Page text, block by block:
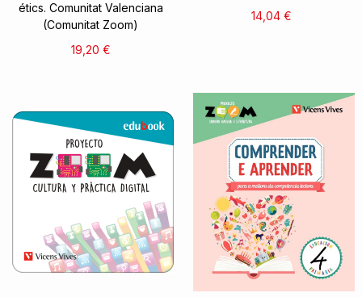
étics. Comunitat Valenciana
(Comunitat Zoom)
19,20 €
14,04 €